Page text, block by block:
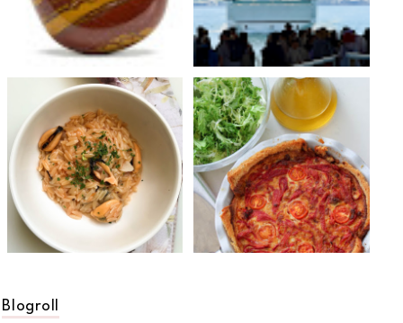
Blogroll